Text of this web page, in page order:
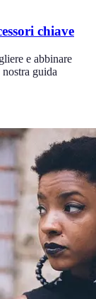
chiave
e abbinare
guida